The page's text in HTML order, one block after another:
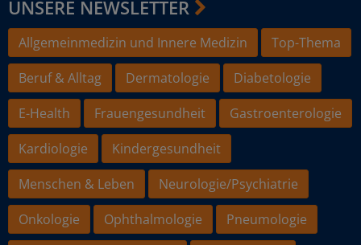
UNSERE NEWSLETTER
Allgemeinmedizin und Innere Medizin
Top-Thema
Beruf & Alltag
Dermatologie
Diabetologie
E-Health
Frauengesundheit
Gastroenterologie
Kardiologie
Kindergesundheit
Menschen & Leben
Neurologie/Psychiatrie
Onkologie
Ophthalmologie
Pneumologie